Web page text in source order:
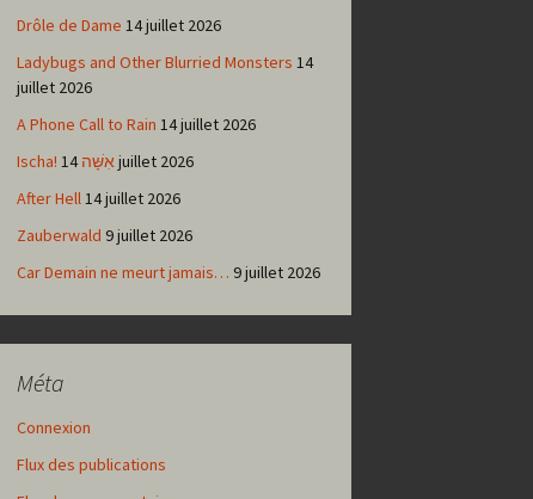
Drôle de Dame 14 juillet 2026
Ladybugs and Other Blurried Monsters 14
juillet 2026
A Phone Call to Rain 14 juillet 2026
Ischa! אִשָּׁה14 juillet 2026
After Hell14 juillet 2026
Zauberwald 9 juillet 2026
Car Demain ne meurt jamais… 9 juillet 2026
Méta
Connexion
Flux des publications